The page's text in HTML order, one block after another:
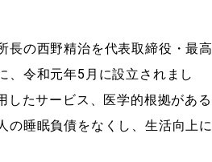
長の西野精治を代表取締役・最高
、令和元年5月に設立されまし
たサービス、医学的根拠がある
の睡眠負債をなくし、生活向上に